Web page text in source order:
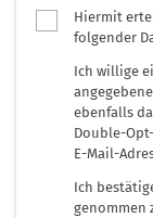
Hiermit
folgender
Ich willige
ebenfalls
Double-
E-Mail-
Ich
genommen